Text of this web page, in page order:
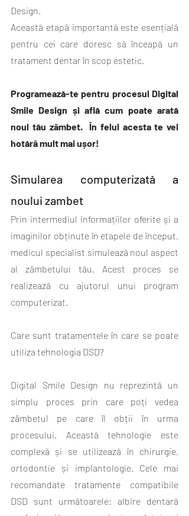
Design.
Această etapă importantă este esențială
pentru cei care doresc să înceapă un
tratament dentar în scop estetic.
Programează-te pentru procesul Digital
Smile Design și află cum poate arată
noul tău zâmbet.  În felul acesta te vei
hotărâ mult mai ușor!
Simularea computerizată a
noului zambet
Prin intermediul informațiilor oferite și a
imaginilor obținute în etapele de început,
medicul specialist simulează noul aspect
al zâmbetului tău. Acest proces se
realizează cu ajutorul unui program
computerizat.
Care sunt tratamentele în care se poate
utiliza tehnologia DSD?
Digital Smile Design nu reprezintă un
simplu proces prin care poți vedea
zâmbetul pe care îl obții în urma
procesului. Această tehnologie este
complexă și se utilizează în chirurgie,
ortodontie și implantologie. Cele mai
recomandate tratamente compatibile
DSD sunt următoarele: albire dentară